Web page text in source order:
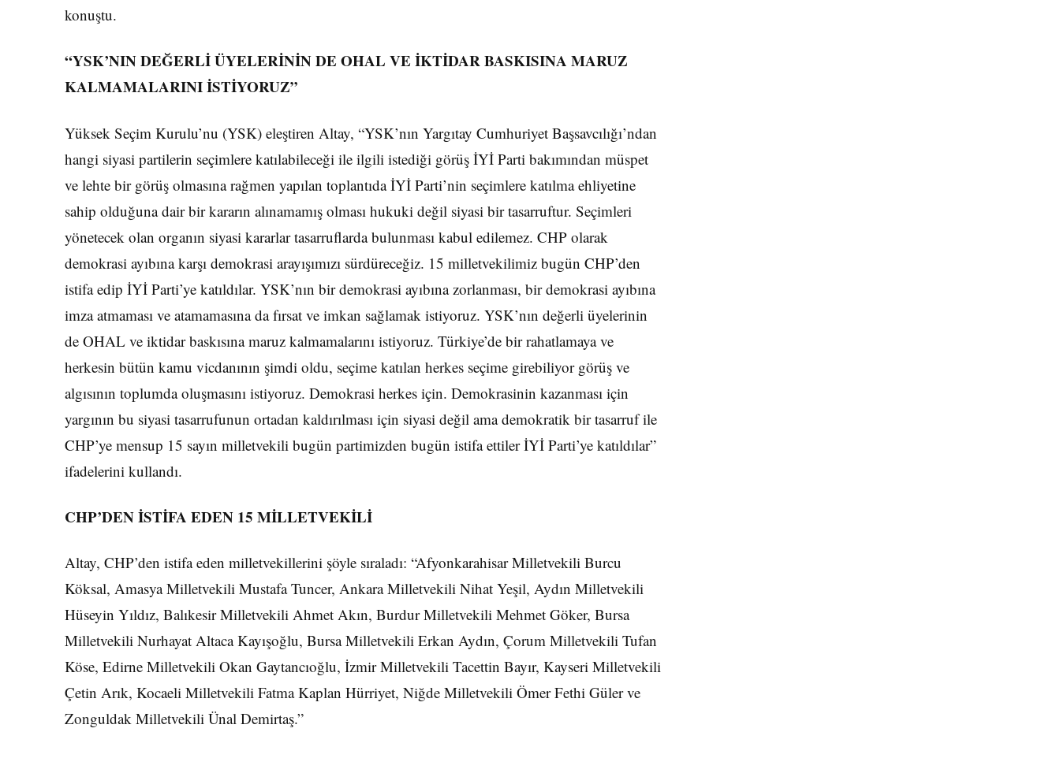
konuştu.
“YSK’NIN DEĞERLİ ÜYELERİNİN DE OHAL VE İKTİDAR BASKISINA MARUZ
KALMAMALARINI İSTİYORUZ”
Yüksek Seçim Kurulu’nu (YSK) eleştiren Altay, “YSK’nın Yargıtay Cumhuriyet Başsavcılığı’ndan
hangi siyasi partilerin seçimlere katılabileceği ile ilgili istediği görüş İYİ Parti bakımından müspet
ve lehte bir görüş olmasına rağmen yapılan toplantıda İYİ Parti’nin seçimlere katılma ehliyetine
sahip olduğuna dair bir kararın alınamamış olması hukuki değil siyasi bir tasarruftur. Seçimleri
yönetecek olan organın siyasi kararlar tasarruflarda bulunması kabul edilemez. CHP olarak
demokrasi ayıbına karşı demokrasi arayışımızı sürdüreceğiz. 15 milletvekilimiz bugün CHP’den
istifa edip İYİ Parti’ye katıldılar. YSK’nın bir demokrasi ayıbına zorlanması, bir demokrasi ayıbına
imza atmaması ve atamamasına da fırsat ve imkan sağlamak istiyoruz. YSK’nın değerli üyelerinin
de OHAL ve iktidar baskısına maruz kalmamalarını istiyoruz. Türkiye’de bir rahatlamaya ve
herkesin bütün kamu vicdanının şimdi oldu, seçime katılan herkes seçime girebiliyor görüş ve
algısının toplumda oluşmasını istiyoruz. Demokrasi herkes için. Demokrasinin kazanması için
yargının bu siyasi tasarrufunun ortadan kaldırılması için siyasi değil ama demokratik bir tasarruf ile
CHP’ye mensup 15 sayın milletvekili bugün partimizden bugün istifa ettiler İYİ Parti’ye katıldılar”
ifadelerini kullandı.
CHP’DEN İSTİFA EDEN 15 MİLLETVEKİLİ
Altay, CHP’den istifa eden milletvekillerini şöyle sıraladı: “Afyonkarahisar Milletvekili Burcu
Köksal, Amasya Milletvekili Mustafa Tuncer, Ankara Milletvekili Nihat Yeşil, Aydın Milletvekili
Hüseyin Yıldız, Balıkesir Milletvekili Ahmet Akın, Burdur Milletvekili Mehmet Göker, Bursa
Milletvekili Nurhayat Altaca Kayışoğlu, Bursa Milletvekili Erkan Aydın, Çorum Milletvekili Tufan
Köse, Edirne Milletvekili Okan Gaytancıoğlu, İzmir Milletvekili Tacettin Bayır, Kayseri Milletvekili
Çetin Arık, Kocaeli Milletvekili Fatma Kaplan Hürriyet, Niğde Milletvekili Ömer Fethi Güler ve
Zonguldak Milletvekili Ünal Demirtaş.”